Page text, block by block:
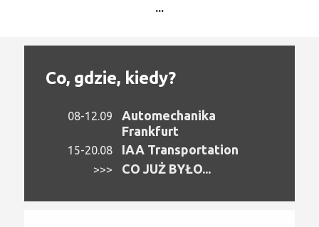
...
Co, gdzie, kiedy?
08-12.09
Automechanika
Frankfurt
15-20.08 IAA Transportation
>>> CO JUŻ BYŁO...